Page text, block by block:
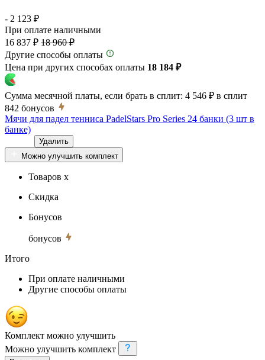
- 2 123 ₽
При оплате наличными
16 837 ₽ 18 960 ₽
Другие способы оплаты
Цена при других способах оплаты 18 184 ₽
Сумма месячной платы, если брать в сплит: 4 546 ₽ в сплит
842 бонусов
Мячи для падел тенниса PadelStars Pro Series 24 банки (3 шт в
банке)
Удалить
Можно улучшить комплект
Товаров x
Скидка
Бонусов
бонусов
Итого
При оплате наличными
Другие способы оплаты
Комплект можно улучшить
Можно улучшить комплект